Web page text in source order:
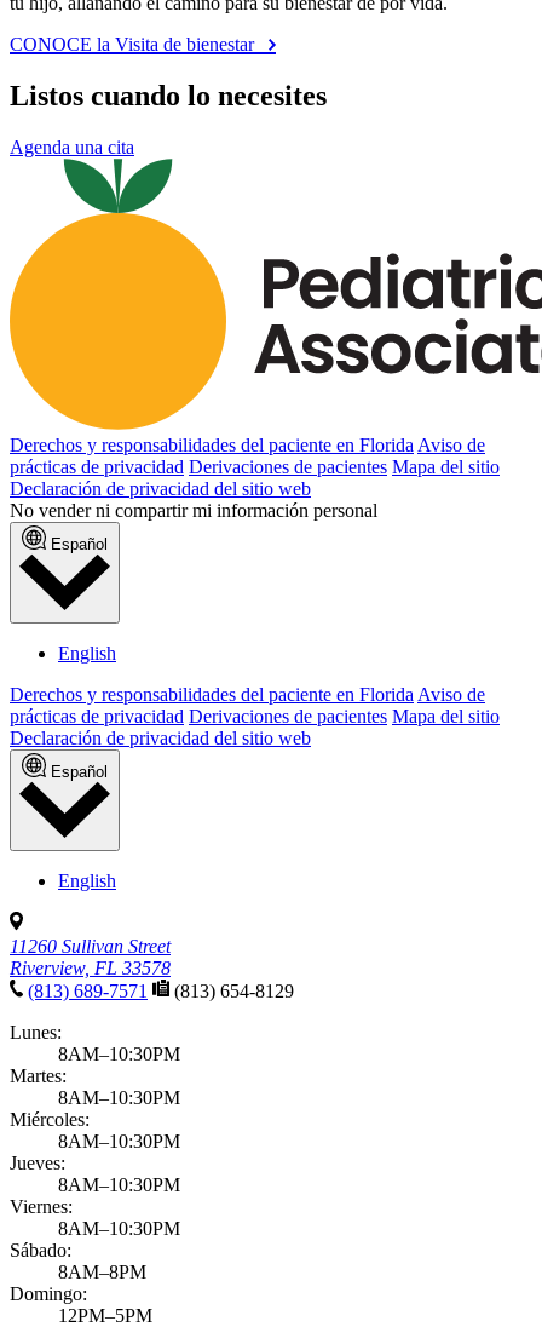
CONOCE la Visita de bienestar
Listos cuando lo necesites
Agenda una cita
Derechos y responsabilidades del paciente en Florida Aviso de
prácticas de privacidad Derivaciones de pacientes Mapa del sitio
Declaración de privacidad del sitio web
No vender ni compartir mi información personal
Español
English
Derechos y responsabilidades del paciente en Florida Aviso de
prácticas de privacidad Derivaciones de pacientes Mapa del sitio
Declaración de privacidad del sitio web
Español
English
11260 Sullivan Street
Riverview, FL 33578
(813) 689-7571
(813) 654-8129
Lunes:
8AM–10:30PM
Martes:
8AM–10:30PM
Miércoles:
8AM–10:30PM
Jueves:
8AM–10:30PM
Viernes:
8AM–10:30PM
Sábado:
8AM–8PM
Domingo:
12PM–5PM